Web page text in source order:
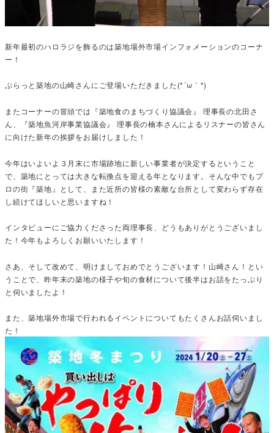
新年最初のハロラジを飾るのは築地場外市場インフォメーションのコーナ
ー！
ぷらっと築地の山崎さんにご登場いただきました(*´ω｀*)
またコーナーの冒頭では『築地食のまちづくり協議会』 理事長の北田さ
ん、『築地魚河岸事業協議会』 理事長の楠本さんによるリスナーの皆さん
に向けた新年の挨拶をお届けしました！
今年はいよいよ３月末に市場跡地に新しい事業者が決定するということ
で、築地にとっては大きな転換点を迎える年となります。そんな中でもプ
ロの街『築地』として、また近所の皆様の素敵な台所として変わらず存在
し続けてほしいと思いますね！
インタビューにご協力くださった両理事長、どうもありがとうございまし
た！今年もよろしくお願いいたします！
さあ、そして改めて、明けましておめでとうございます！山崎さん！とい
うことで、昨年末の築地の様子や旬の食材について後半はお話をたっぷり
と伺いましたよ！
また、築地場外市場で行われるイベントについてもたくさんお話伺いまし
た！